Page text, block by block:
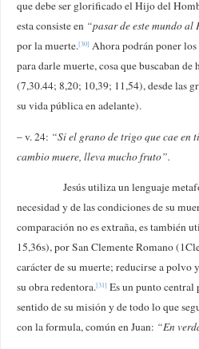
que debe ser glorificado el Hijo del
esta consiste en “pasar de este mundo al
por la muerte.[30] Ahora podrán poner los
para darle muerte, cosa que buscaban
(7,30.44; 8,20; 10,39; 11,54), desde las
su vida pública en adelante).
– v. 24: “Si el grano de trigo que cae en
cambio muere, lleva mucho fruto”.
Jesús utiliza un lenguaje
necesidad y de las condiciones de su
comparación no es extraña, es también
15,36s), por San Clemente Romano
carácter de su muerte; reducirse a polvo
su obra redentora.[31] Es un punto central
sentido de su misión y de todo lo que
con la formula, común en Juan: “En